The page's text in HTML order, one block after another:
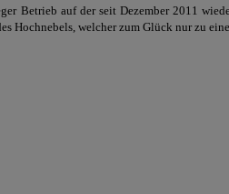
Betrieb auf der seit Dezember 2011
Hochnebels, welcher zum Glück nur zu